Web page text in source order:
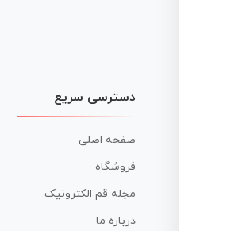
دسترسی سریع
صفحه اصلی
فروشگاه
مجله قم الکترونیک
درباره ما